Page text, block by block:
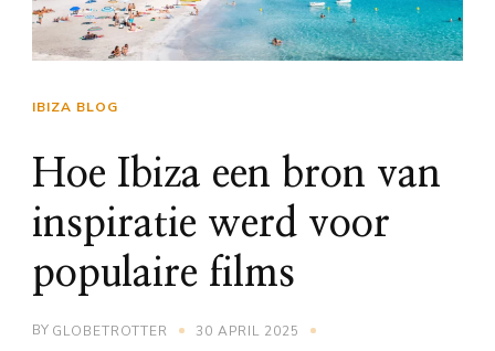
IBIZA BLOG
Hoe Ibiza een bron van
inspiratie werd voor
populaire films
BY GLOBETROTTER
30 APRIL 2025